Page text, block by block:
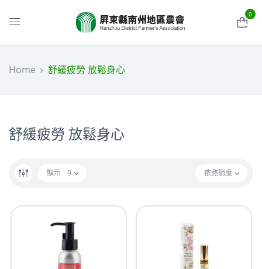
0
Home 舒緩疲勞 放鬆身心
舒緩疲勞 放鬆身心
依熱銷度
顯示 9